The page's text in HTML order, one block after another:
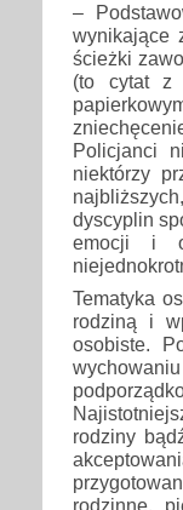
–
wynikające
ścieżki
(to cytat z
Policjanci
niektórzy
dyscyplin
emocji i
Tematyka
rodziną i
osobiste.
rodziny
rodzinne,